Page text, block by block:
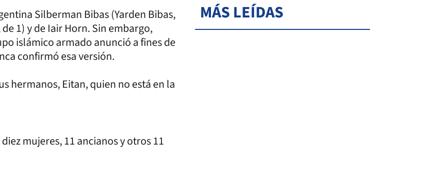
Silberman Bibas (Yarden Bibas,
1) y de Iair Horn. Sin embargo,
islámico armado anunció a fines de
confirmó esa versión.
hermanos, Eitan, quien no está en la
mujeres, 11 ancianos y otros 11
MÁS LEÍDAS